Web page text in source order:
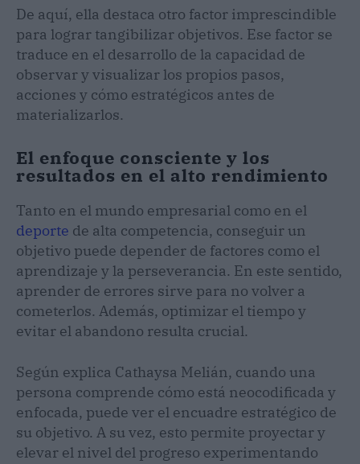
De aquí, ella destaca otro factor imprescindible
para lograr tangibilizar objetivos. Ese factor se
traduce en el desarrollo de la capacidad de
observar y visualizar los propios pasos,
acciones y cómo estratégicos antes de
materializarlos.
El enfoque consciente y los
resultados en el alto rendimiento
Tanto en el mundo empresarial como en el
deporte de alta competencia, conseguir un
objetivo puede depender de factores como el
aprendizaje y la perseverancia. En este sentido,
aprender de errores sirve para no volver a
cometerlos. Además, optimizar el tiempo y
evitar el abandono resulta crucial.
Según explica Cathaysa Melián, cuando una
persona comprende cómo está neocodificada y
enfocada, puede ver el encuadre estratégico de
su objetivo. A su vez, esto permite proyectar y
elevar el nivel del progreso experimentando